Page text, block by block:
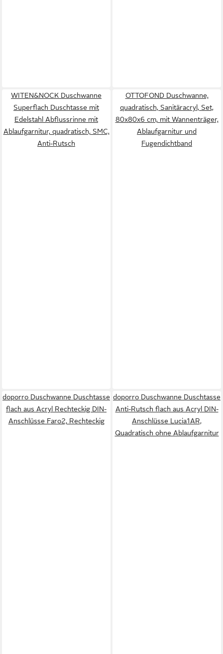
WITEN&NOCK Duschwanne
Superflach Duschtasse mit
Edelstahl Abflussrinne mit
Ablaufgarnitur, quadratisch, SMC,
Anti-Rutsch
OTTOFOND Duschwanne,
quadratisch, Sanitäracryl, Set,
80x80x6 cm, mit Wannenträger,
Ablaufgarnitur und
Fugendichtband
doporro Duschwanne Duschtasse
flach aus Acryl Rechteckig DIN-
Anschlüsse Faro2, Rechteckig
doporro Duschwanne Duschtasse
Anti-Rutsch flach aus Acryl DIN-
Anschlüsse Lucia1AR,
Quadratisch ohne Ablaufgarnitur